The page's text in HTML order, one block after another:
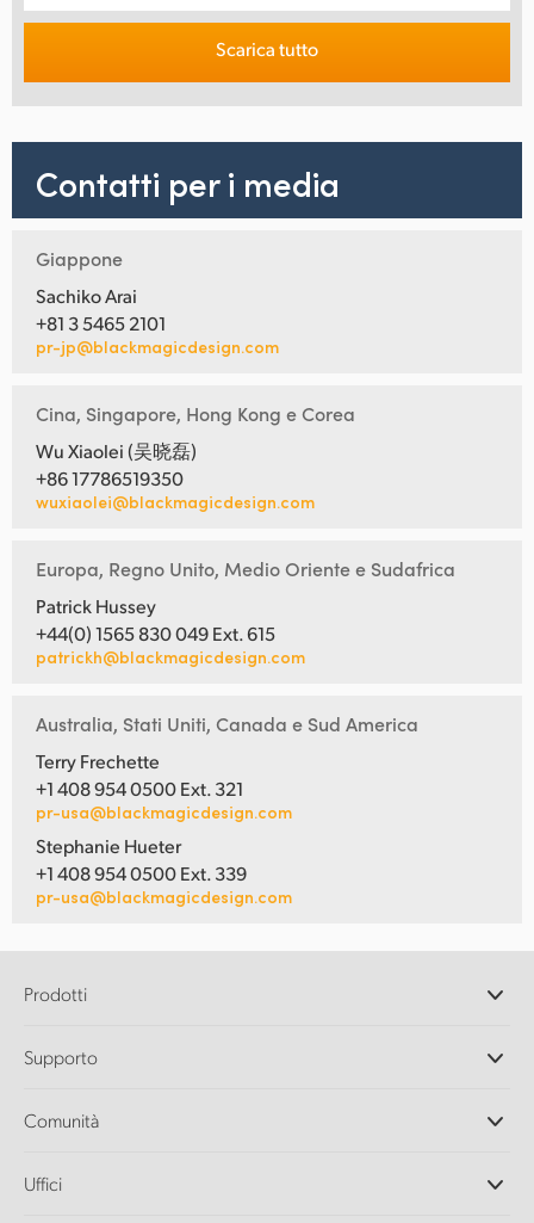
Scarica tutto
Contatti per i media
Giappone
Sachiko Arai
+81 3 5465 2101
pr-jp@blackmagicdesign.com
Cina, Singapore, Hong Kong e Corea
Wu Xiaolei (吴晓磊)
+86 17786519350
wuxiaolei@blackmagicdesign.com
Europa, Regno Unito, Medio Oriente e Sudafrica
Patrick Hussey
+44(0) 1565 830 049 Ext. 615
patrickh@blackmagicdesign.com
Australia, Stati Uniti, Canada e Sud America
Terry Frechette
+1 408 954 0500 Ext. 321
pr-usa@blackmagicdesign.com
Stephanie Hueter
+1 408 954 0500 Ext. 339
pr-usa@blackmagicdesign.com
Prodotti
DaVinci Resolve e Fusion
Ultimatte
Acquisizione e riproduzione
Supporto
Centro assistenza
Comunità
Uffici